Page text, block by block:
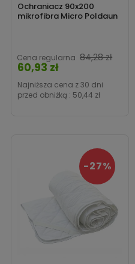
Ochraniacz 90x200
mikrofibra Micro Poldaun
Cena regularna 84,28 zł
60,93 zł
Najniższa cena z 30 dni
przed obniżką : 50,44 zł
-27%